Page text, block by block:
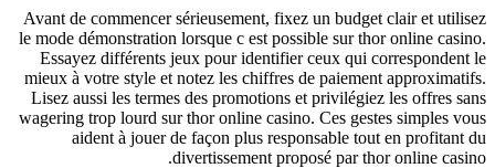
Avant de commencer sérieusement, fixez un budget clair et utilisez
le mode démonstration lorsque c est possible sur thor online casino.
Essayez différents jeux pour identifier ceux qui correspondent le
mieux à votre style et notez les chiffres de paiement approximatifs.
Lisez aussi les termes des promotions et privilégiez les offres sans
wagering trop lourd sur thor online casino. Ces gestes simples vous
aident à jouer de façon plus responsable tout en profitant du
divertissement proposé par thor online casino.